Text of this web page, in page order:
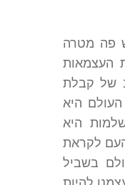
פה מטרה
העצמאות
של קבלת
היא
היא
לקראת
בשביל